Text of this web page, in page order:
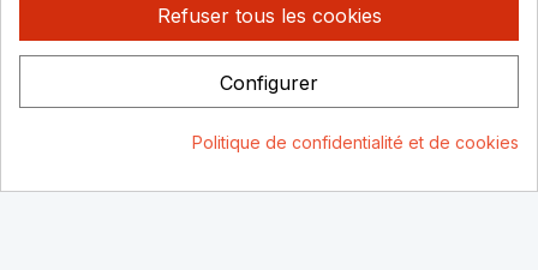
Un site conçu par :
Refuser tous les cookies
Configurer
Politique de confidentialité et de cookies